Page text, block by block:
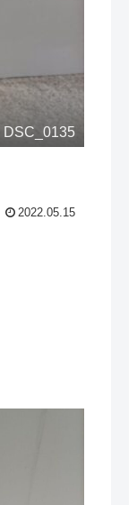
DSC_0135
2022.05.15